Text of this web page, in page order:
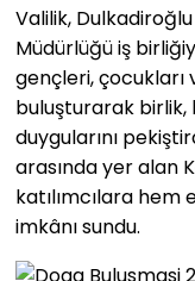
Valilik,
Müdürlüğü iş
gençleri, çocukları
buluşturarak birlik,
duygularını
arasında yer alan
katılımcılara
imkânı sundu.